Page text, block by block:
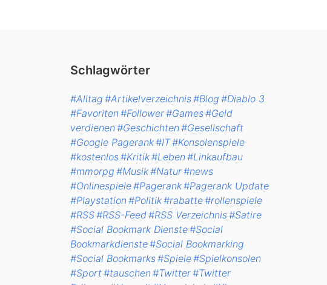
Schlagwörter
#Alltag #Artikelverzeichnis#Blog #Diablo 3
#Favoriten#Follower#Games#Geld
verdienen#Geschichten#Gesellschaft
#Google Pagerank#IT#Konsolenspiele
#kostenlos#Kritik#Leben#Linkaufbau
#mmorpg #Musik#Natur#news
#Onlinespiele#Pagerank#Pagerank Update
#Playstation#Politik#rabatte#rollenspiele
#RSS#RSS-Feed#RSS Verzeichnis#Satire
#Social Bookmark Dienste#Social
Bookmarkdienste#Social Bookmarking
#Social Bookmarks#Spiele#Spielkonsolen
#Sport#tauschen#Twitter#Twitter